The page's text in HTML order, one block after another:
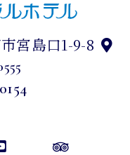
宮島口1-9-8